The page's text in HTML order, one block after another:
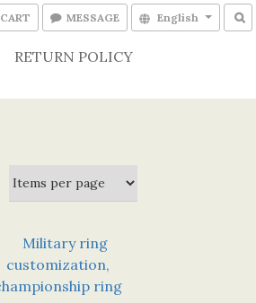
CART MESSAGE English
RETURN POLICY